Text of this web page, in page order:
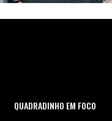
QUADRADINHO EM FOCO